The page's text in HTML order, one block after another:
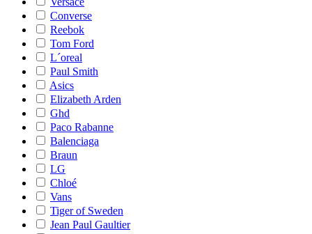
Converse
Reebok
Tom Ford
L´oreal
Paul Smith
Asics
Elizabeth Arden
Ghd
Paco Rabanne
Balenciaga
Braun
LG
Chloé
Vans
Tiger of Sweden
Jean Paul Gaultier